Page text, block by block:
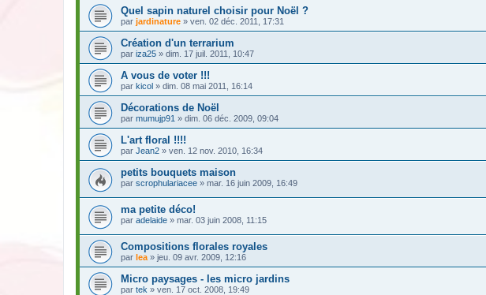
Quel sapin naturel choisir pour Noël ?
par jardinature » ven. 02 déc. 2011, 17:31
Création d'un terrarium
par iza25 » dim. 17 juil. 2011, 10:47
A vous de voter !!!
par kicol » dim. 08 mai 2011, 16:14
Décorations de Noël
par mumujp91 » dim. 06 déc. 2009, 09:04
L'art floral !!!!
par Jean2 » ven. 12 nov. 2010, 16:34
petits bouquets maison
par scrophulariacee » mar. 16 juin 2009, 16:49
ma petite déco!
par adelaide » mar. 03 juin 2008, 11:15
Compositions florales royales
par lea » jeu. 09 avr. 2009, 12:16
Micro paysages - les micro jardins
par tek » ven. 17 oct. 2008, 19:49